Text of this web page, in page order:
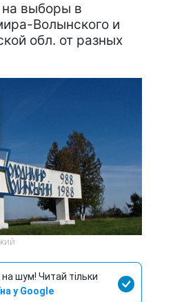
выборы в
Волынского и
обл. от разных
шум! Читай тільки
у Google